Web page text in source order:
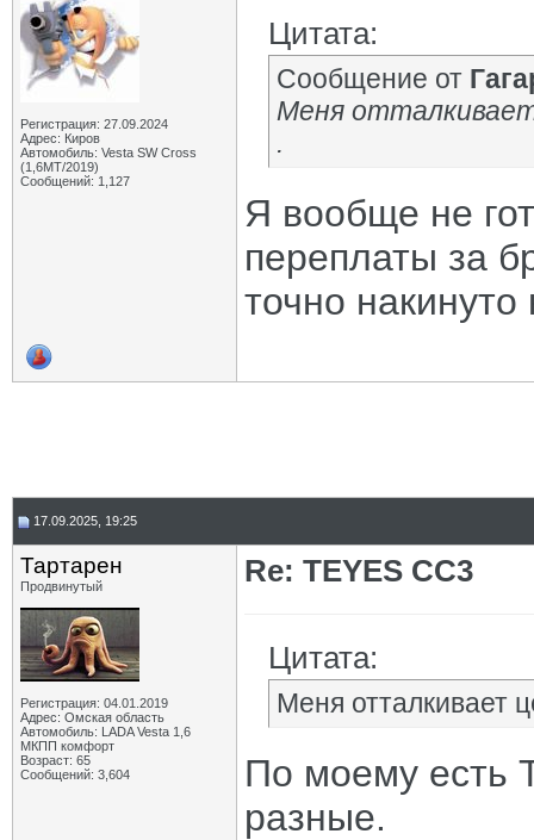
Регистрация: 27.09.2024
Адрес: Киров
Автомобиль: Vesta SW Cross
(1,6МТ/2019)
Сообщений: 1,127
Цитата:
Сообщение от
Меня
.
Я вообще не
переплаты за
точно накинуто
17.09.2025, 19:25
Тартарен
Продвинутый
Регистрация: 04.01.2019
Адрес: Омская область
Автомобиль: LADA Vesta 1,6
МКПП комфорт
Возраст: 65
Сообщений: 3,604
Re: TEYES CC3
Цитата:
Меня отталкивает
По моему есть
разные.